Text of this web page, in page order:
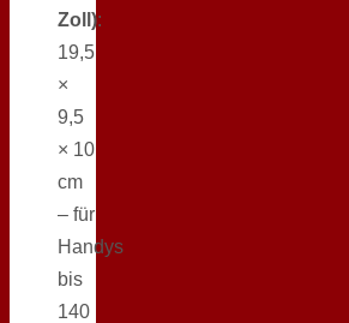
Zoll):
19,5
×
9,5
× 10
cm
– für
Handys
bis
140